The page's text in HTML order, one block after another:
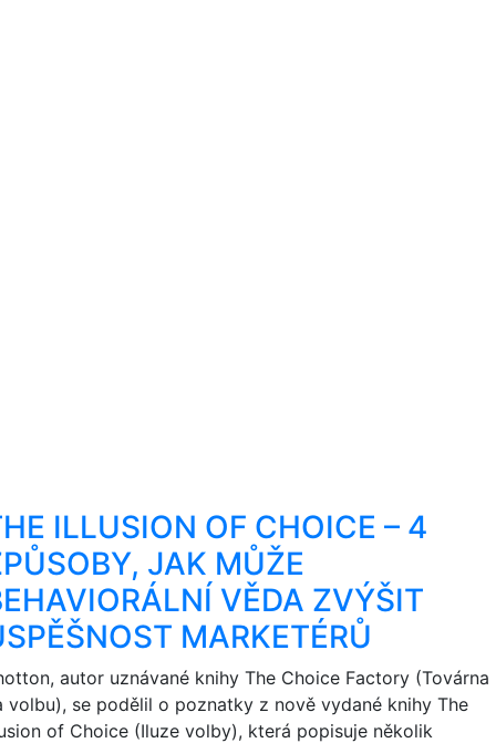
ILLUSION OF CHOICE – 4
JAK MŮŽE
VĚDA ZVÝŠIT
MARKETÉRŮ
autor uznávané knihy The Choice Factory (Továrna
volbu), se podělil o poznatky z nově vydané knihy The
of Choice (Iluze volby), která popisuje několik